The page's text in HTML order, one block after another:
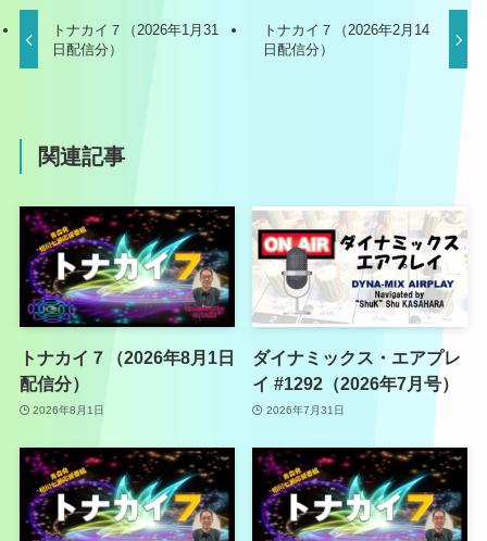
トナカイ７（2026年1月31
日配信分）
トナカイ７（2026年2月14
日配信分）
関連記事
トナカイ７（2026年8月1日
配信分）
2026年8月1日
ダイナミックス・エアプレ
イ #1292（2026年7月号）
2026年7月31日